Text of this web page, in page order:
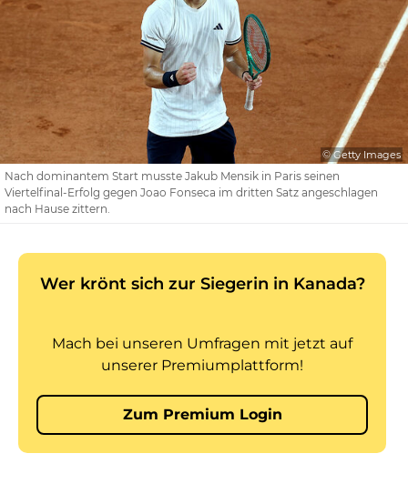
© Getty Images
Nach dominantem Start musste Jakub Mensik in Paris seinen
Viertelfinal-Erfolg gegen Joao Fonseca im dritten Satz angeschlagen
nach Hause zittern.